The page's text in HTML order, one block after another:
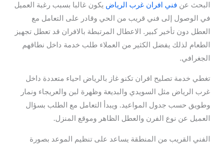
البحث عن فني افران غرب الرياض يكون غالبا بسبب رغبة العميل
في الوصول إلى فني قريب من الحي وقادر على التعامل مع
العطل دون تأخير كبير. الاعطال المرتبطة بالافران قد تعطل تجهيز
الطعام لذلك يفضل الكثير من العملاء طلب خدمة داخل نطاقهم
الجغرافي.
تغطي خدمة تصليح افران تكنو غاز بالرياض احياء متعددة داخل
غرب الرياض مثل السويدي والبديعة وظهرة لبن والعريجاء ونمار
وطويق حسب جدول المواعيد. ويبدأ التعامل مع الطلب بسؤال
العميل عن نوع الفرن والعطل الظاهر وموقع المنزل.
الفني القريب من المنطقة يساعد على تنظيم الموعد بصورة